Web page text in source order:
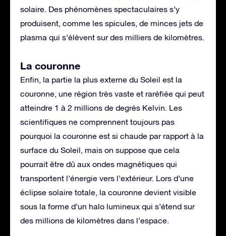
solaire. Des phénomènes spectaculaires s’y
produisent, comme les spicules, de minces jets de
plasma qui s’élèvent sur des milliers de kilomètres.
La couronne
Enfin, la partie la plus externe du Soleil est la
couronne, une région très vaste et raréfiée qui peut
atteindre 1 à 2 millions de degrés Kelvin. Les
scientifiques ne comprennent toujours pas
pourquoi la couronne est si chaude par rapport à la
surface du Soleil, mais on suppose que cela
pourrait être dû aux ondes magnétiques qui
transportent l’énergie vers l’extérieur. Lors d’une
éclipse solaire totale, la couronne devient visible
sous la forme d’un halo lumineux qui s’étend sur
des millions de kilomètres dans l’espace.